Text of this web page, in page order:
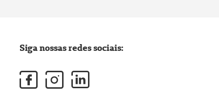
Siga nossas redes sociais: